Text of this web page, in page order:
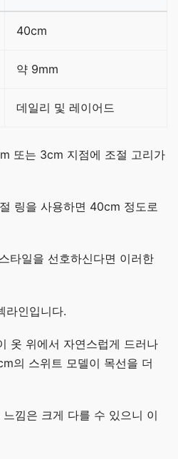
40cm
약 9mm
데일리 및 레이어드
또는 3cm 지점에 조절 고리가
링을 사용하면 40cm 정도로
타일을 선호하신다면 이러한
라인입니다.
옷 위에서 자연스럽게 드러나
의 스위트 모델이 목선을 더
낌은 크게 다를 수 있으니 이